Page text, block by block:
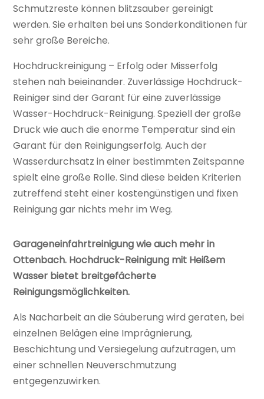
Schmutzreste können blitzsauber gereinigt
werden. Sie erhalten bei uns Sonderkonditionen für
sehr große Bereiche.
Hochdruckreinigung – Erfolg oder Misserfolg
stehen nah beieinander. Zuverlässige Hochdruck-
Reiniger sind der Garant für eine zuverlässige
Wasser-Hochdruck-Reinigung. Speziell der große
Druck wie auch die enorme Temperatur sind ein
Garant für den Reinigungserfolg. Auch der
Wasserdurchsatz in einer bestimmten Zeitspanne
spielt eine große Rolle. Sind diese beiden Kriterien
zutreffend steht einer kostengünstigen und fixen
Reinigung gar nichts mehr im Weg.
Garageneinfahrtreinigung wie auch mehr in
Ottenbach. Hochdruck-Reinigung mit Heißem
Wasser bietet breitgefächerte
Reinigungsmöglichkeiten.
Als Nacharbeit an die Säuberung wird geraten, bei
einzelnen Belägen eine Imprägnierung,
Beschichtung und Versiegelung aufzutragen, um
einer schnellen Neuverschmutzung
entgegenzuwirken.